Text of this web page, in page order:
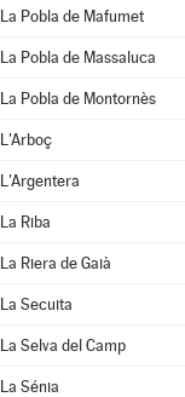
La Pobla de Mafumet
La Pobla de Massaluca
La Pobla de Montornès
L'Arboç
L'Argentera
La Riba
La Riera de Gaià
La Secuita
La Selva del Camp
La Sénia